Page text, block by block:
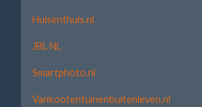
Huisenthuis.nl
JBL NL
Smartphoto.nl
Vankootentuinenbuitenleven.nl